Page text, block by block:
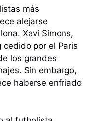
más
alejarse
Xavi Simons,
cedido por el Paris
los grandes
Sin embargo,
haberse enfriado